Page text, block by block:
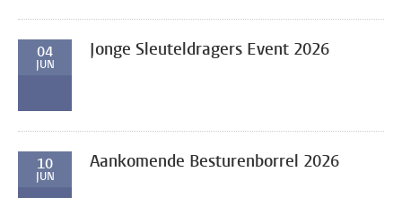
04
JUN
Jonge Sleuteldragers Event 2026
10
JUN
Aankomende Besturenborrel 2026